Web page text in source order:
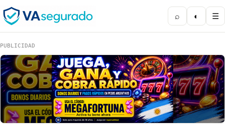
⌕ ◐ ☰
PUBLICIDAD